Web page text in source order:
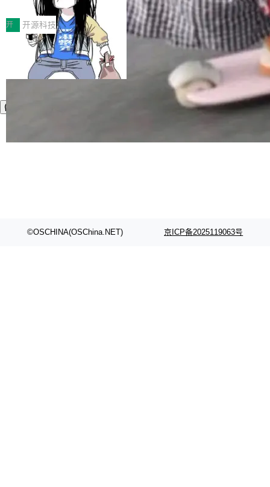
得住、用得稳、省得下、更安全！ 一、从现在开
始，Token使用一目...
q2Seq 和 DocAI 的共同发明人）以及 Oriol Vin
yals（Gemini 联合负责人，AlphaSta...
中文驱动的数字员工，自主理解需求、规划步
骤、编写代码。不挑模型、不挑平台，curl 一行
装完即用。 开源地址：Gitee · GitCode · GitHu
b 安装 支持 Java 8+（8~26）、macOS / Linu
x / Windows / Harmony PC。 # macOS / Linu
x / Harmony PC curl -fsSL https://solon.noea
价值潜能：华为云码道（CodeArts）
代码仓技术解析
一、代码仓深度理解技术的作用与价值 在软件工
程实践中，代码仓是企业核心知识资产的主要载
体。企业级代码仓库通常包含数十万乃至数百万
个文件，其规模远超单次模型调用可承载的上下
文窗口。随着项目规模的持续扩张与代码历史的
不断累积，代码仓中的模块关系、接口契约、业
务逻辑等关键信息往往分散于数十乃至数百个文
件之中，形成高度复杂的知识关联网络。传统的
开 开源科技
©OSCHINA(OSChina.NET) 京ICP备2025119063号